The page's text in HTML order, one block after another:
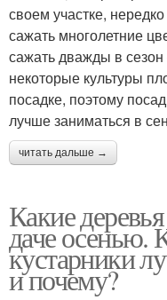
своем участке,
сажать многолетние
сажать дважды в
некоторые культуры
посадке, поэтому
лучше заниматься в
читать дальше →
Какие
даче осенью.
кустарники
и почему?